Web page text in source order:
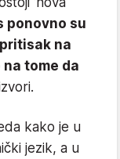
ponovno su
na
tome da
kako je u
jezik, a u